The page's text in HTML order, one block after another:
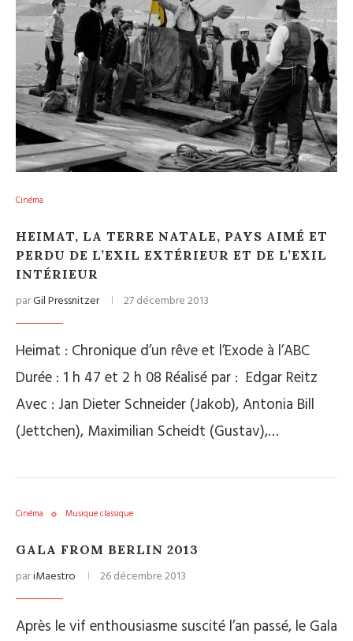
Cinéma
HEIMAT, LA TERRE NATALE, PAYS AIMÉ ET
PERDU DE L’EXIL EXTÉRIEUR ET DE L’EXIL
INTÉRIEUR
parGil Pressnitzer 27 décembre 2013
Heimat : Chronique d’un rêve et l’Exode à l’ABC
Durée : 1 h 47 et 2 h 08 Réalisé par : Edgar Reitz
Avec : Jan Dieter Schneider (Jakob), Antonia Bill
(Jettchen), Maximilian Scheidt (Gustav),…
Cinéma Musique classique
GALA FROM BERLIN 2013
pariMaestro 26 décembre 2013
Après le vif enthousiasme suscité l’an passé, le Gala